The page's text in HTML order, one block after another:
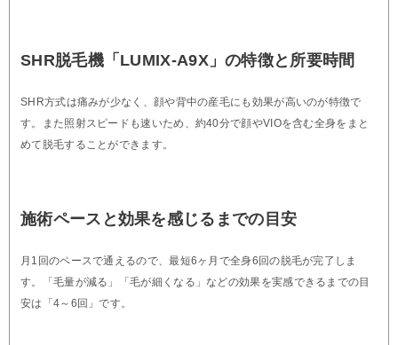
SHR脱毛機「LUMIX-A9X」の特徴と所要時間
SHR方式は痛みが少なく、顔や背中の産毛にも効果が高いのが特徴で
す。また照射スピードも速いため、約40分で顔やVIOを含む全身をまと
めて脱毛することができます。
施術ペースと効果を感じるまでの目安
月1回のペースで通えるので、最短6ヶ月で全身6回の脱毛が完了しま
す。「毛量が減る」「毛が細くなる」などの効果を実感できるまでの目
安は「4～6回」です。